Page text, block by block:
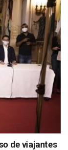
de viajantes